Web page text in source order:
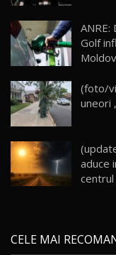
17
20
21
Golf
(foto/
uneori
aduce
centrul
CELE MAI